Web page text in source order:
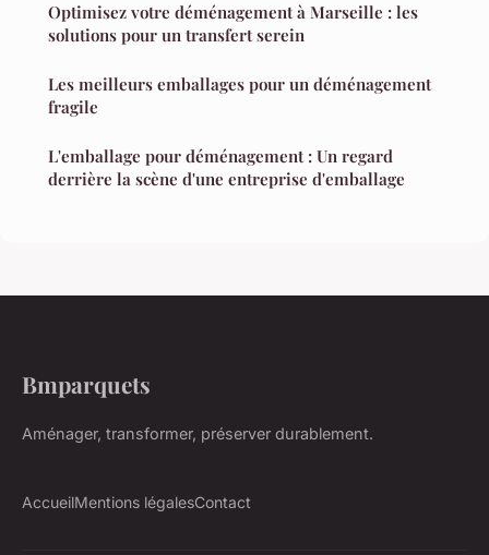
Optimisez votre déménagement à Marseille : les
solutions pour un transfert serein
Les meilleurs emballages pour un déménagement
fragile
L'emballage pour déménagement : Un regard
derrière la scène d'une entreprise d'emballage
Bmparquets
Aménager, transformer, préserver durablement.
AccueilMentions légalesContact